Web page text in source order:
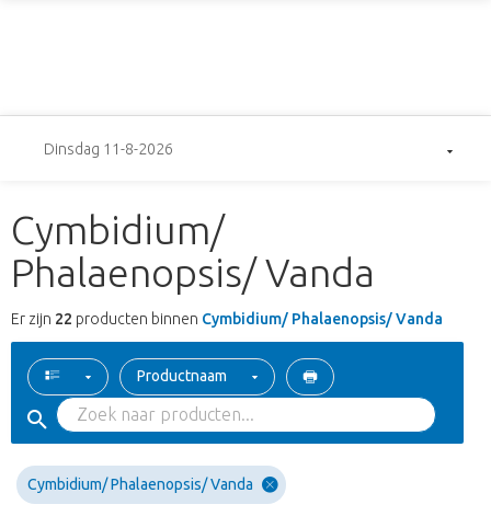
Dinsdag 11-8-2026
Cymbidium/
Phalaenopsis/ Vanda
Er zijn 22 producten binnen Cymbidium/ Phalaenopsis/ Vanda
Productnaam
Cymbidium/ Phalaenopsis/ Vanda